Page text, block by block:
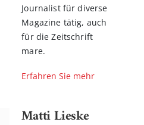
Journalist für diverse
Magazine tätig, auch
für die Zeitschrift
mare.
Erfahren Sie mehr
Matti Lieske